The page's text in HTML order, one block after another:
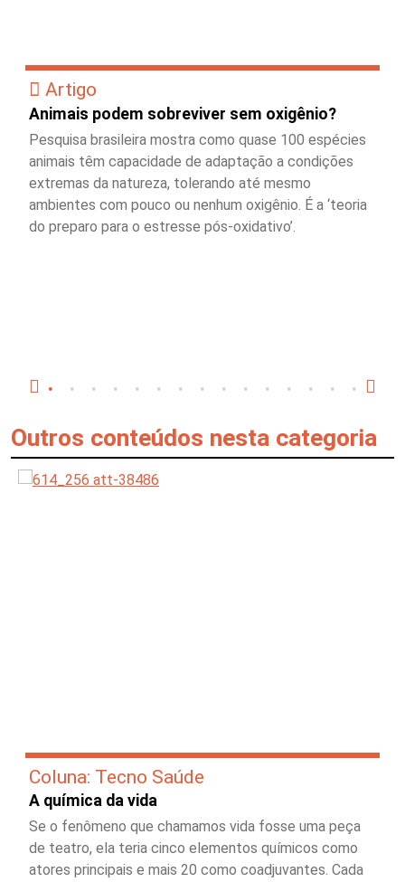
Artigo
Animais podem sobreviver sem oxigênio?
Pesquisa brasileira mostra como quase 100 espécies
animais têm capacidade de adaptação a condições
extremas da natureza, tolerando até mesmo
ambientes com pouco ou nenhum oxigênio. É a ‘teoria
do preparo para o estresse pós-oxidativo’.
Outros conteúdos nesta categoria
Coluna: Tecno Saúde
A química da vida
Se o fenômeno que chamamos vida fosse uma peça
de teatro, ela teria cinco elementos químicos como
atores principais e mais 20 como coadjuvantes. Cada